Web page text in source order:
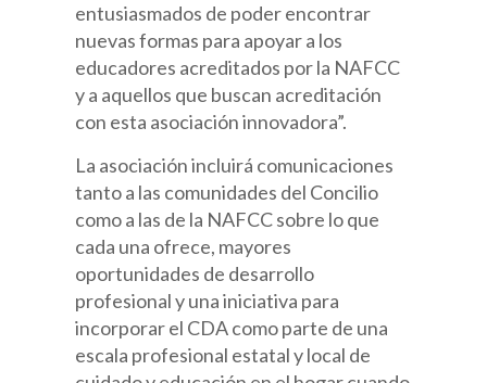
entusiasmados de poder encontrar
nuevas formas para apoyar a los
educadores acreditados por la NAFCC
y a aquellos que buscan acreditación
con esta asociación innovadora”.
La asociación incluirá comunicaciones
tanto a las comunidades del Concilio
como a las de la NAFCC sobre lo que
cada una ofrece, mayores
oportunidades de desarrollo
profesional y una iniciativa para
incorporar el CDA como parte de una
escala profesional estatal y local de